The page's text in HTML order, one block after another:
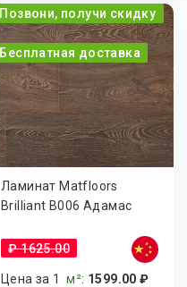
Позвони, получи скидку
Бесплатная доставка
Ламинат Matfloors
Brilliant B006 Адамас
₽ 1625.00
Цена за 1м²: 1599.00 ₽